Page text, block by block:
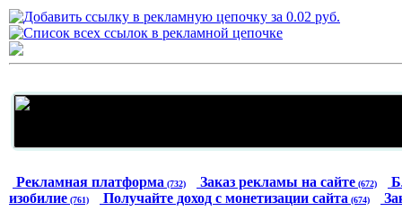
Рекламная платформа (732) Заказ рекламы на сайте (672)
изобилие (761) Получайте доход с монетизации сайта (674)